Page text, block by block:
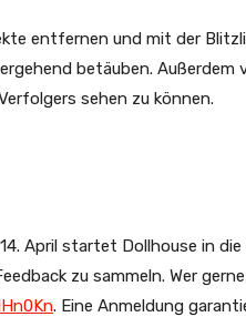
entfernen und mit der
betäuben.
sehen zu können.
April startet Dollhouse in
zu sammeln. Wer
. Eine Anmeldung